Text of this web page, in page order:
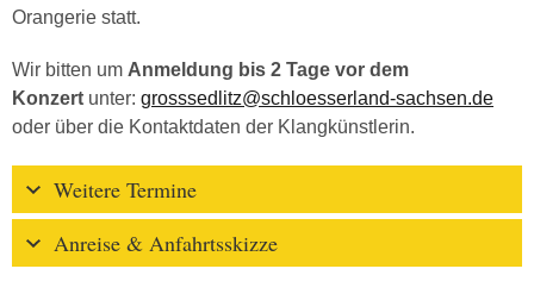
Orangerie statt.
Wir bitten um Anmeldung bis 2 Tage vor dem
Konzert unter: grosssedlitz@schloesserland-sachsen.de
oder über die Kontaktdaten der Klangkünstlerin.
Weitere Termine
Anreise & Anfahrtsskizze